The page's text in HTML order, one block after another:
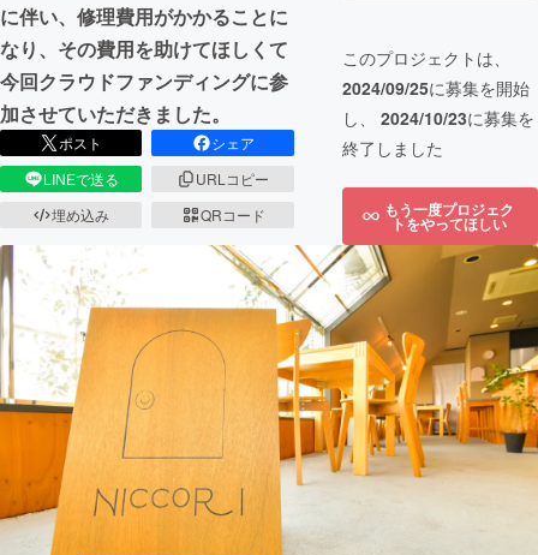
に伴い、修理費用がかかることに
なり、その費用を助けてほしくて
今回クラウドファンディングに参
加させていただきました。
ポスト
シェア
LINEで送る
URLコピー
埋め込み
QRコード
このプロジェクトは、
2024/09/25に募集を開始
し、 2024/10/23に募集を
終了しました
もう一度プロジェク
トをやってほしい